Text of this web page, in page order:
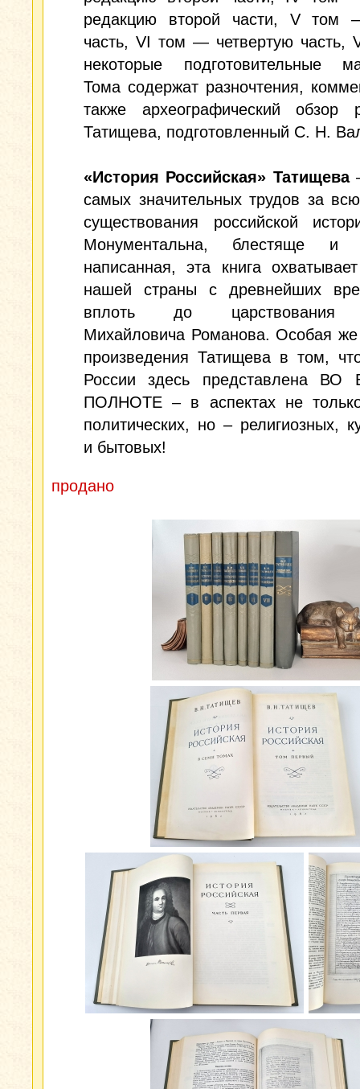
редакцию второй части, V том
часть, VI том — четвертую
некоторые подготовительные
Тома содержат разночтения,
также археографический обзор
Татищева, подготовленный С. Н.
«История Российская» Татищева
самых значительных трудов за
существования российской
Монументальна, блестяще и
написанная, эта книга
нашей страны с древнейших
вплоть до царствования
Михайловича Романова. Особая же
произведения Татищева в том,
России здесь представлена
ПОЛНОТЕ – в аспектах не
политических, но – религиозных,
и бытовых!
продано